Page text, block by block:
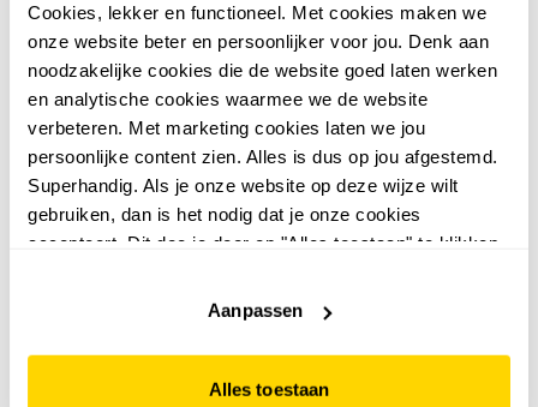
Cookies, lekker en functioneel. Met cookies maken we
onze website beter en persoonlijker voor jou. Denk aan
noodzakelijke cookies die de website goed laten werken
en analytische cookies waarmee we de website
verbeteren. Met marketing cookies laten we jou
persoonlijke content zien. Alles is dus op jou afgestemd.
Superhandig. Als je onze website op deze wijze wilt
gebruiken, dan is het nodig dat je onze cookies
accepteert. Dit doe je door op "Alles toestaan" te klikken.
website niet optimaal functioneert.
Aanpassen
Alles toestaan